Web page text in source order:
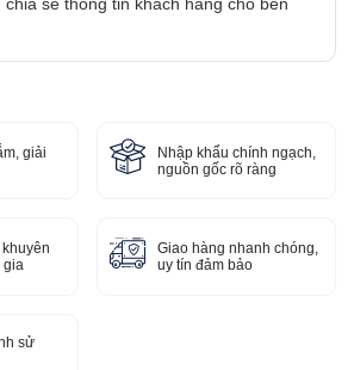
giải
Nhập khẩu chính ngạch,
nguồn gốc rõ ràng
gia
Giao hàng nhanh chóng,
uy tín đảm bảo
sử